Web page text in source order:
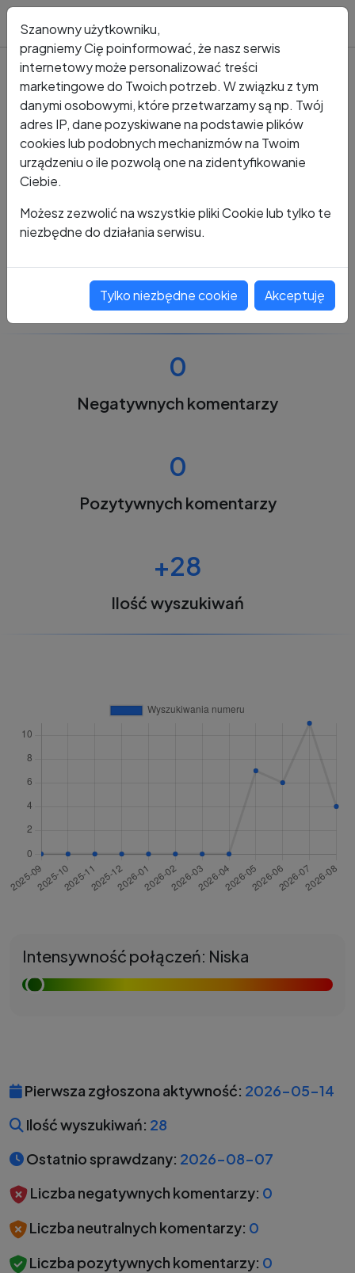
Kto dzwonił? Numer +48 660 679 854
+48 660 679 854
0
Negatywnych komentarzy
0
Pozytywnych komentarzy
+28
Ilość wyszukiwań
Intensywność połączeń: Niska
Pierwsza zgłoszona aktywność: 2026-05-14
Ilość wyszukiwań: 28
Ostatnio sprawdzany: 2026-08-07
Liczba negatywnych komentarzy: 0
Liczba neutralnych komentarzy: 0
Liczba pozytywnych komentarzy: 0
Szanowny użytkowniku,
pragniemy Cię poinformować, że nasz serwis
internetowy może personalizować treści
marketingowe do Twoich potrzeb. W związku z tym
danymi osobowymi, które przetwarzamy są np. Twój
adres IP, dane pozyskiwane na podstawie plików
cookies lub podobnych mechanizmów na Twoim
urządzeniu o ile pozwolą one na zidentyfikowanie
Ciebie.
Możesz zezwolić na wszystkie pliki Cookie lub tylko te
niezbędne do działania serwisu.
Tylko niezbędne cookie Akceptuję